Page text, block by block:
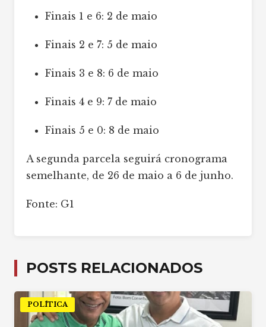
Finais 1 e 6: 2 de maio
Finais 2 e 7: 5 de maio
Finais 3 e 8: 6 de maio
Finais 4 e 9: 7 de maio
Finais 5 e 0: 8 de maio
A segunda parcela seguirá cronograma
semelhante, de 26 de maio a 6 de junho.
Fonte: G1
POSTS RELACIONADOS
POLÍTICA